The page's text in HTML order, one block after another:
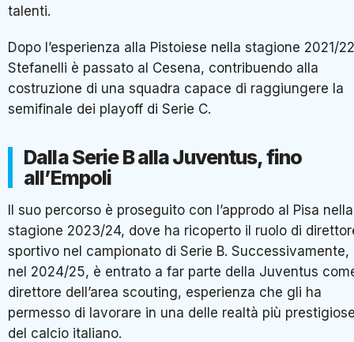
talenti.
Dopo l’esperienza alla Pistoiese nella stagione 2021/
Stefanelli è passato al Cesena, contribuendo alla
costruzione di una squadra capace di raggiungere la
semifinale dei playoff di Serie C.
Dalla Serie B alla Juventus, fino
all’Empoli
Il suo percorso è proseguito con l’approdo al Pisa nella
stagione 2023/24, dove ha ricoperto il ruolo di
sportivo nel campionato di Serie B. Successivamente,
nel 2024/25, è entrato a far parte della Juventus
direttore dell’area scouting, esperienza che gli ha
permesso di lavorare in una delle realtà più
del calcio italiano.